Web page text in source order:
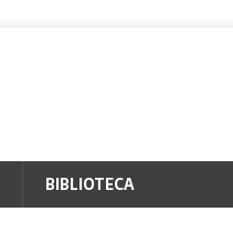
BIBLIOTECA